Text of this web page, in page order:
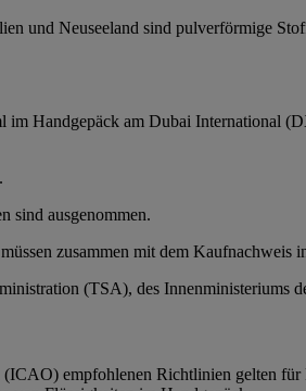
und Neuseeland sind pulverförmige
im Handgepäck am Dubai
sind ausgenommen.
zusammen mit dem Kaufnachweis
(TSA), des
empfohlenen Richtlinien gelten